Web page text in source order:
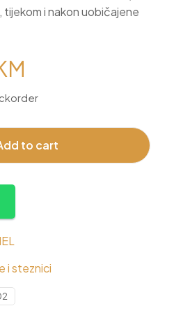
i nakon uobičajene
to cart
i steznici